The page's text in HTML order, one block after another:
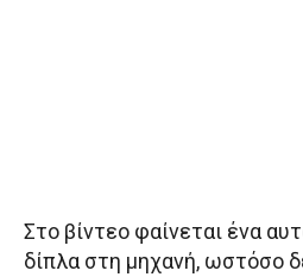
Στο βίντεο φαίνεται ένα
δίπλα στη μηχανή, ωστόσο